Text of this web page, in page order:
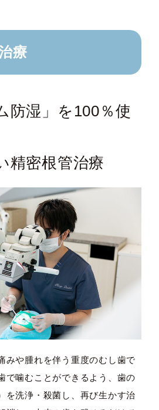
療
防湿」を100％使
精密根管治療
みや腫れを伴う重度のむし歯で
で噛むことができるよう、歯の
を洗浄・殺菌し、再び生かす治